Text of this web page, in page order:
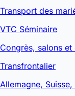
Transport des
VTC Séminaire
Congrès, salons et
Transfrontalier
Allemagne,